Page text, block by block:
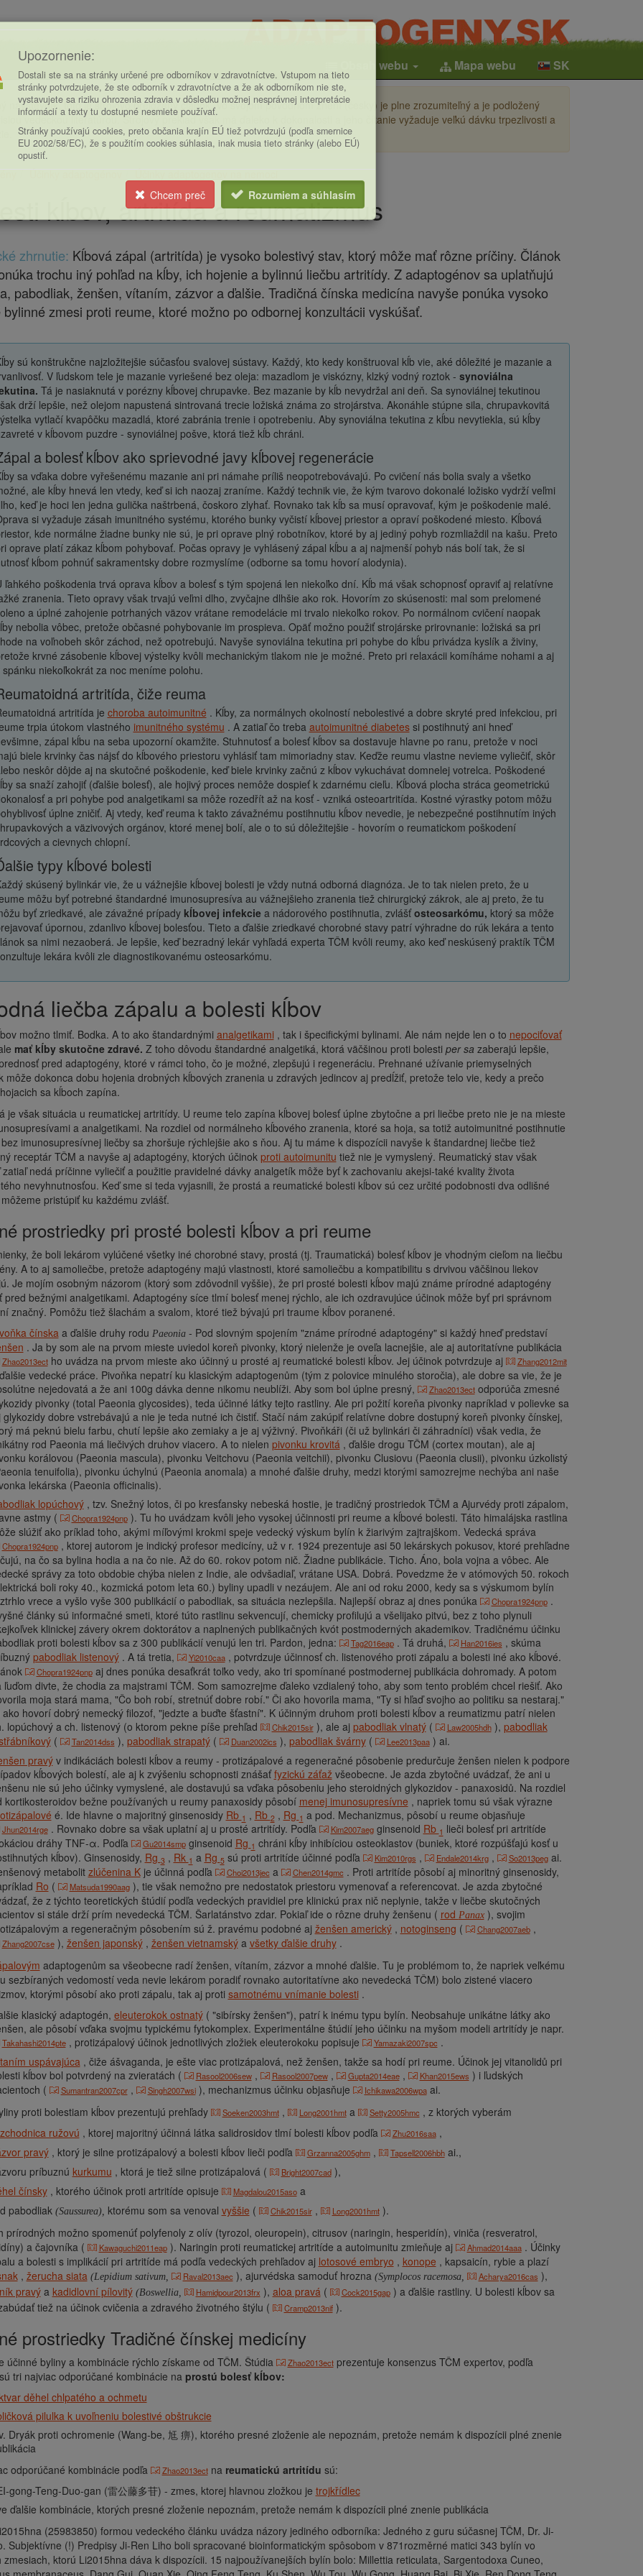
Obsah webu Mapa webu SK
návštevník, toto je strojovo preložený článok. Vo svojom pôvodnom znení (česky) je plne zrozumiteľný a je podložený
vedeckou literatúrou. Strojový preklad však má ďaleko k dokonalosti a jeho čítanie vyžaduje veľkú dávku trpezlivosti a
Účinky adaptogénov Účinky adaptogenov na nemoci
kĺbov, artritída a reumatizmus
zhrnutie: Kĺbová zápal (artritída) je vysoko bolestivý stav, ktorý môže mať rôzne príčiny. Článok
trochu iný pohľad na kĺby, ich hojenie a bylinnú liečbu artritídy. Z adaptogénov sa uplatňujú
pabodliak, ženšen, vítaním, zázvor a ďalšie. Tradičná čínska medicína navyše ponúka vysoko
bylinné zmesi proti reume, ktoré možno po odbornej konzultácii vyskúšať.
sú konštrukčne najzložitejšie súčasťou svalovej sústavy. Každý, kto kedy konštruoval kĺb vie, aké dôležité je mazanie a
V ľudskom tele je mazanie vyriešené bez oleja: mazadlom je viskózny, klzký vodný roztok - synoviálna
Tá je nasiaknutá v porézny kĺbovej chrupavke. Bez mazanie by kĺb nevydržal ani deň. Sa synoviálnej tekutinou
drží lepšie, než olejom napustená sintrovaná trecie ložiská známa zo strojárstva. Akonáhle stúpne sila, chrupavkovitá
vytlačí kvapôčku mazadlá, ktoré zabránia trenie i opotrebeniu. Aby synoviálna tekutina z kĺbu nevytiekla, sú kĺby
v kĺbovom puzdre - synoviálnej pošve, ktorá tiež kĺb chráni.
Zápal a bolesť kĺbov ako sprievodné javy kĺbovej regenerácie
sa vďaka dobre vyřešenému mazanie ani pri námahe príliš neopotrebovávajú. Po cvičení nás bolia svaly a všetko
ale kĺby hnevá len vtedy, keď si ich naozaj zraníme. Každý technik vie, že kým tvarovo dokonalé ložisko vydrží veľmi
keď je hoci len jedna gulička naštrbená, čoskoro zlyhať. Rovnako tak kĺb sa musí opravovať, kým je poškodenie malé.
si vyžaduje zásah imunitného systému, ktorého bunky vyčistí kĺbovej priestor a opraví poškodené miesto. Kĺbová
kde normálne žiadne bunky nie sú, je pri oprave plný robotníkov, ktoré by aj jediný pohyb rozmliaždil na kašu. Preto
oprave platí zákaz kĺbom pohybovať. Počas opravy je vyhlásený zápal kĺbu a aj najmenší pohyb nás bolí tak, že si
kĺbom pohnúť sakramentsky dobre rozmyslíme (odborne sa tomu hovorí alodynia).
ľahkého poškodenia trvá oprava kĺbov a bolesť s tým spojená len niekoľko dní. Kĺb má však schopnosť opraviť aj relatívne
zranenia. Tieto opravy však trvajú veľmi dlho, zvyčajne dlhšie ako rok. Hovorím zo skúsenosti: mal som prelomené
a úplné zahojenie potrhaných väzov vrátane remodelácie mi trvalo niekoľko rokov. Po normálnom cvičení naopak
nebolia vôbec, pretože občasné pohybovanie im prospieva. Opäť možno použiť strojárske prirovnanie: ložiská sa pri
na voľnobeh skôr záchod, než opotrebujú. Navyše synoviálna tekutina pri pohybe do kĺbu privádza kyslík a živiny,
krvné zásobenie kĺbovej výstelky kvôli mechanickým tlakom nie je možné. Preto pri relaxácii komíháme nohami a aj
spánku niekoľkokrát za noc meníme polohu.
Reumatoidná artritída, čiže reuma
artritída je choroba autoimunitné . Kĺby, za normálnych okolností nebolestivé a dobre skryté pred infekciou, pri
trpia útokom vlastného imunitného systému . A zatiaľ čo treba autoimunitné diabetessi postihnutý ani hneď
zápal kĺbu na seba upozorní okamžite. Stuhnutosť a bolesť kĺbov sa dostavuje hlavne po ranu, pretože v noci
biele krvinky čas nájsť do kĺbového priestoru vyhlásiť tam mimoriadny stav. Keďže reumu vlastne nevieme vyliečiť, skôr
neskôr dôjde aj na skutočné poškodenie, keď biele krvinky začnú z kĺbov vykuchávat domnelej votrelca. Poškodené
sa snaží zahojiť (ďalšie bolesť), ale hojivý proces nemôže dospieť k zdarnému cieľu. Kĺbová plocha stráca geometrickú
a pri pohybe pod analgetikami sa môže rozedřít až na kosť - vzniká osteoartritída. Kostné výrastky potom môžu
úplne zničiť. Aj vtedy, keď reuma k takto závažnému postihnutiu kĺbov nevedie, je nebezpečné postihnutím iných
a väzivových orgánov, ktoré menej bolí, ale o to sú dôležitejšie - hovorím o reumatickom poškodení
a cievnych chlopní.
Ďalšie typy kĺbové bolesti
skúsený bylinkár vie, že u vážnejšie kĺbovej bolesti je vždy nutná odborná diagnóza. Je to tak nielen preto, že u
môžu byť potrebné štandardné imunosupresíva au vážnejšieho zranenia tiež chirurgický zákrok, ale aj preto, že tu
byť zriedkavé, ale závažné prípady kĺbovej infekciea nádorového postihnutia, zvlášť osteosarkómu, ktorý sa môže
úpornou, zdanlivo kĺbovej bolesťou. Tieto a ďalšie zriedkavé chorobné stavy patrí výhradne do rúk lekára a tento
sa nimi nezaoberá. Je lepšie, keď bezradný lekár vyhľadá experta TČM kvôli reumy, ako keď neskúsený praktík TČM
lekára kvôli zle diagnostikovanému osteosarkómu.
liečba zápalu a bolesti kĺbov
možno tlmiť. Bodka. A to ako štandardnými analgetikami, tak i špecifickými bylinami. Ale nám nejde len o to nepociťovať
mať kĺby skutočne zdravé. Z toho dôvodu štandardné analgetiká, ktorá väčšinou proti bolesti per sa zaberajú lepšie,
pred adaptogény, ktoré v rámci toho, čo je možné, zlepšujú i regeneráciu. Prehnané užívanie priemyselných
môže dokonca dobu hojenia drobných kĺbových zranenia u zdravých jedincov aj predĺžiť, pretože telo vie, kedy a prečo
sa kĺboch ​​zapína.
je však situácia u reumatickej artritídy. U reume telo zapína kĺbovej bolesť úplne zbytočne a pri liečbe preto nie je na mieste
a analgetikami. Na rozdiel od normálneho kĺbového zranenia, ktoré sa hoja, sa totiž autoimunitné postihnutie
imunosupresívnej liečby sa zhoršuje rýchlejšie ako s ňou. Aj tu máme k dispozícii navyše k štandardnej liečbe tiež
receptár TČM a navyše aj adaptogény, ktorých účinok proti autoimunitu tiež nie je vymyslený. Reumatický stav však
nedá príčinne vyliečiť a použitie pravidelné dávky analgetík môže byť k zachovaniu akejsi-také kvality života
nevyhnutnosťou. Keď sme si teda vyjasnili, že prostá a reumatické bolesti kĺbov sú cez určité podobnosti dva odlišné
pristúpiť ku každému zvlášť.
prostriedky pri prosté bolesti kĺbov a pri reume
že boli lekárom vylúčené všetky iné chorobné stavy, prostá (tj. Traumatická) bolesť kĺbov je vhodným cieľom na liečbu
A to aj samoliečbe, pretože adaptogény majú vlastnosti, ktoré samoliečbu a kompatibilitu s drvivou väčšinou liekov
Je mojím osobným názorom (ktorý som zdôvodnil vyššie), že pri prosté bolesti kĺbov majú známe prírodné adaptogény
pred bežnými analgetikami. Adaptogény síce tlmí bolesť menej rýchlo, ale ich ozdravujúce účinok môže byť pri správnom
značný. Pomôžu tiež šlachám a svalom, ktoré tiež bývajú pri traume kĺbov poranené.
čínskaa ďalšie druhy rodu Paeonia - Pod slovným spojením "známe prírodné adaptogény" si každý hneď predstaví
. Ja by som ale na prvom mieste uviedol koreň pivonky, ktorý nielenže je oveľa lacnejšie, ale aj autoritatívne publikácia
Zhao2013ectho uvádza na prvom mieste ako účinný u prosté aj reumatické bolesti kĺbov. Jej účinok potvrdzuje aj Zhang2012mit
vedecké práce. Pivoňka nepatrí ku klasickým adaptogenům (tým z polovice minulého storočia), ale dobre sa vie, že je
nejedovatá a že ani 100g dávka denne nikomu neublíži. Aby som bol úplne presný,
Zhao2013ectodporúča zmesné
pivonky (total Paeonia glycosides), teda účinné látky tejto rastliny. Ale pri požití koreňa pivonky napríklad v polievke sa
glykozidy dobre vstrebávajú a nie je teda nutné ich čistiť. Stačí nám zakúpiť relatívne dobre dostupný koreň pivonky čínskej,
má peknú bielu farbu, chutí lepšie ako zemiaky a je aj výživný. Pivoňkáři (či už bylinkári či záhradníci) však vedia, že
rod Paeonia má liečivých druhov viacero. A to nielen pivonku krovitá, ďalšie drogu TČM (cortex moutan), ale aj
korálovou (Paeonia mascula), pivonku Veitchovu (Paeonia veitchii), pivonku Clusiovu (Paeonia clusii), pivonku úzkolistý
tenuifolia), pivonku úchylnú (Paeonia anomala) a mnohé ďalšie druhy, medzi ktorými samozrejme nechýba ani naše
lekárska (Paeonia officinalis).
lopúchový, tzv. Snežný lotos, či po kresťansky nebeská hostie, je tradičný prostriedok TČM a Ajurvédy proti zápalom,
astmy (
Chopra1924pnp). Tu ho uvádzam kvôli jeho vysokej účinnosti pri reume a kĺbové bolesti. Táto himalájska rastlina
slúžiť ako príklad toho, akými míľovými krokmi speje vedecký výskum bylín k žiarivým zajtrajškom. Vedecká správa
Chopra1924pnp, ktorej autorom je indický profesor medicíny, už v r. 1924 prezentuje asi 50 lekárskych pokusov, ktoré prehľadne
na čo sa bylina hodia a na čo nie. Až do 60. rokov potom nič. Žiadne publikácie. Ticho. Áno, bola vojna a vôbec. Ale
správy za toto obdobie chýba nielen z Indie, ale odvšadiaľ, vrátane USA. Dobrá. Povedzme že v atómových 50. rokoch
boli roky 40., kozmická potom leta 60.) byliny upadli v nezáujem. Ale ani od roku 2000, kedy sa s výskumom bylín
vrece a vyšlo vyše 300 publikácií o pabodliak, sa situácia nezlepšila. Najlepší obraz aj dnes ponúka
Chopra1924pnp.
články sú informačné smeti, ktoré túto rastlinu sekvencují, chemicky profilujú a všelijako pitvú, bez z toho plynuli
klinickej závery okrem doktorátov a naplnených publikačných kvót postmoderných akademikov. Tradičnému účinku
proti bolesti kĺbov sa z 300 publikácií venujú len tri. Pardon, jedna:
Tag2016eap. Tá druhá, Han2016ies , skúma
pabodliak listenový. A tá tretia, Yi2010caa, potvrdzuje účinnosť ch. listenového proti zápalu a bolesti iné ako kĺbové.
Chopra1924pnpaj dnes ponúka desaťkrát toľko vedy, ako tri spomínané postmodernej publikácia dohromady. A potom
ľuďom divte, že chodia za majstrami TČM. Som samozrejme ďaleko vzdialený toho, aby som tento problém chcel riešiť. Ako
moja stará mama, "Čo boh robí, stretnúť dobre robí." Či ako hovorila mama, "Ty si hľaď svojho ao politiku sa nestaraj."
ako hovorí dobrý nemecký filozof, "jedzte a buďte šťastní". K účinným druhom proti bolesti kĺbov a reumatizmu patrí nielen
lopúchový a ch. listenový (o ktorom pekne píše prehľad
Chik2015sir), ale aj pabodliak vlnatý( Law2005hdh), pabodliak
( Tan2014dss ), pabodliak strapatý( Duan2002ics ), pabodliak švárny( Lee2013paa) ai.
pravýv indikáciách bolesti kĺbov a reumy - protizápalové a regeneračné pôsobenie predurčuje ženšen nielen k podpore
kĺbových bolestí, ale aj k zvýšeniu schopnosti znášať fyzickú záťažvšeobecne. Je azda zbytočné uvádzať, že ani u
nie sú jeho účinky vymyslené, ale dostavujú sa vďaka pôsobeniu jeho steroidných glykozidov - panaxosidů. Na rozdiel
kortikosteroidov bežne používaných u reumy panaxosidy pôsobí menej imunosupresívne , napriek tomu sú však výrazne
é. Ide hlavne o majoritný ginsenosidy Rb 1 , Rb 2, Rg 1 a pod. Mechanizmus, pôsobí u reume objasňuje
Jhun2014rge. Rovnako dobre sa však uplatní aj u prosté artritídy. Podľa Kim2007aegginsenoid Rb 1 lieči bolesť pri artritíde
dráhy TNF-α. Podľa
Gu2014smpginsenoid Rg 1 chráni kĺby inhibíciou osteoklastov (buniek, ktoré rozpúšťajú kosť u
kĺbov). Ginsenosidy, Rg 3 , Rk 1 a Rg 5sú proti artritíde účinné podľa Kim2010rgs , Endale2014krg, So2013pegai.
metabolit zlúčenina Kje účinná podľa Choi2013jec a Chen2014gmc . Proti artritíde pôsobí aj minoritný ginsenosidy,
Ro ( Matsuda1990aag), tie však nemožno pre nedostatok priestoru vymenovať a referencovat. Je azda zbytočné
že z týchto teoretických štúdií podľa vedeckých pravidiel pre klinickú prax nič neplynie, takže v liečbe skutočných
si stále drží prím nevedecká TČM. Šarlatánstvo zdar. Pokiaľ ide o rôzne druhy ženšenu ( rod Panax), svojim
a regeneračným pôsobením sú ž. pravému podobné aj ženšen americký, notoginseng ( Chang2007aeb,
Zhang2007cse), ženšen japonský, ženšen vietnamskýa všetky ďalšie druhy.
adaptogenům sa všeobecne radí ženšen, vítaním, zázvor a mnohé ďalšie. Tu je problémom to, že napriek veľkému
sezbíraných vedomostí veda nevie lekárom poradiť rovnako autoritatívne ako nevedecká TČM) bolo zistené viacero
ktorými pôsobí ako proti zápalu, tak aj proti samotnému vnímanie bolesti.
klasický adaptogén, eleuterokok ostnatý( "sibírsky ženšen"), patrí k inému typu bylín. Neobsahuje unikátne látky ako
ale pôsobí vďaka svojmu typickému fytokomplex. Experimentálne štúdií jeho účinku na myšom modeli artritídy je napr.
Takahashi2014pte, protizápalový účinok jednotlivých zložiek eleuterokoku popisuje Yamazaki2007spc .
uspávajúca, čiže ášvaganda, je ešte viac protizápalová, než ženšen, takže sa hodí pri reume. Účinok jej vitanolidů pri
kĺbov bol potvrdený na zvieratách (
Rasool2006sew, Rasool2007pew, Gupta2014eae, Khan2015ews ) i ľudských
(
Sumantran2007cpr, Singh2007wsi), mechanizmus účinku objasňuje Ichikawa2006wpaai.
proti bolestiam kĺbov prezentujú prehľady
Soeken2003hmt, Long2001hmta Setty2005hmc , z ktorých vyberám
ružovú , ktorej majoritný účinná látka salidrosidov tlmí bolesti kĺbov podľa Zhu2016saa,
pravý, ktorý je silne protizápalový a bolesti kĺbov lieči podľa Grzanna2005ghm, Tapsell2006hbhai.,
príbuznú kurkumu , ktorá je tiež silne protizápalová ( Bright2007cad),
čínsky, ktorého účinok proti artritíde opisuje Magdalou2015asoa
pabodliak (Saussurea), ktorému som sa venoval vyššie ( Chik2015sir, Long2001hmt).
prírodných možno spomenúť polyfenoly z olív (tyrozol, oleuropein), citrusov (naringin, hesperidín), viniča (resveratrol,
a čajovníka (
Kawaguchi2011eap). Naringin proti reumatickej artritíde a autoimunitu zmieňuje aj Ahmad2014aaa. Účinky
a bolesti s implikácií pri artritíde má podľa vedeckých prehľadov aj lotosové embryo , konope , kapsaicín, rybie a plazí
, žerucha siata (Lepidium sativum, Raval2013aec ), ajurvédska samoduť hrozna (Symplocos racemosa, Acharya2016cas ),
pravýa kadidlovní pílovitý (Boswellia, Hamidpour2013frx ), aloa pravá( Cock2015gap) a ďalšie rastliny. U bolesti kĺbov sa
tiež na účinok cvičenia a zdravého životného štýlu (
Cramp2013nif).
prostriedky Tradičné čínskej medicíny
účinné byliny a kombinácie rýchlo získame od TČM. Štúdia Zhao2013ectprezentuje konsenzus TČM expertov, podľa
tri najviac odporúčané kombinácie na prostú bolesť kĺbov:
děhel chlpatého a ochmetu
pilulka k uvoľneniu bolestivé obštrukcie
Dryák proti ochromenie (Wang-be, 尪 痹), ktorého presné zloženie ale nepoznám, pretože nemám k dispozícii plné znenie
odporúčané kombinácie podľa
Zhao2013ectna reumatickú artritídu sú:
gong-Teng-Duo-gan (雷公藤多苷) - zmes, ktorej hlavnou zložkou je trojkřídlec
ďalšie kombinácie, ktorých presné zloženie nepoznám, pretože nemám k dispozícii plné znenie publikácia
(25983850) formou vedeckého článku uvádza názory jediného odborníka: Jedného z guru súčasnej TČM, Dr. Ji-
Subjektívne (!) Predpisy Ji-Ren Liho boli spracované bioinformatickým spôsobom v 871rozměrné matici 343 bylín vo
zmesiach, ktorú Li2015hna dáva k dispozícii. 15 najpoužívanejších bylín bolo: Millettia reticulata, Sargentodoxa Cuneo,
Upozornenie:
Dostali ste sa na stránky určené pre odborníkov v zdravotníctve. Vstupom na tieto
stránky potvrdzujete, že ste odborník v zdravotníctve a že ak odborníkom nie ste,
vystavujete sa riziku ohrozenia zdravia v dôsledku možnej nesprávnej interpretácie
informácií a texty tu dostupné nesmiete používať.
Stránky používajú cookies, preto občania krajín EÚ tiež potvrdzujú (podľa smernice
EU 2002/58/EC), že s použitím cookies súhlasia, inak musia tieto stránky (alebo EÚ)
opustiť.
Chcem preč Rozumiem a súhlasím